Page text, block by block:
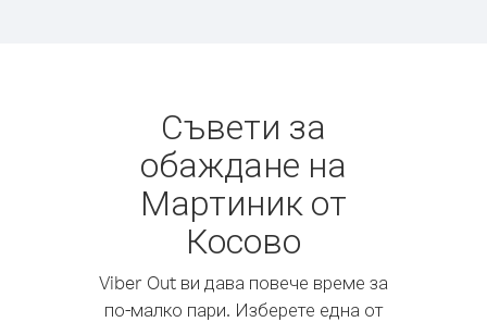
Съвети за
обаждане на
Мартиник от
Косово
Viber Out ви дава повече време за
по-малко пари. Изберете една от